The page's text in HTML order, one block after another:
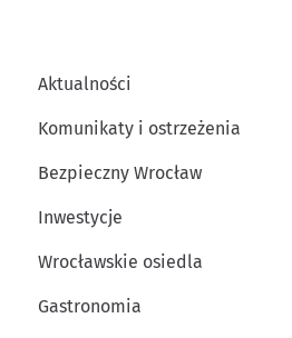
Aktualności
Komunikaty i ostrzeżenia
Bezpieczny Wrocław
Inwestycje
Wrocławskie osiedla
Gastronomia